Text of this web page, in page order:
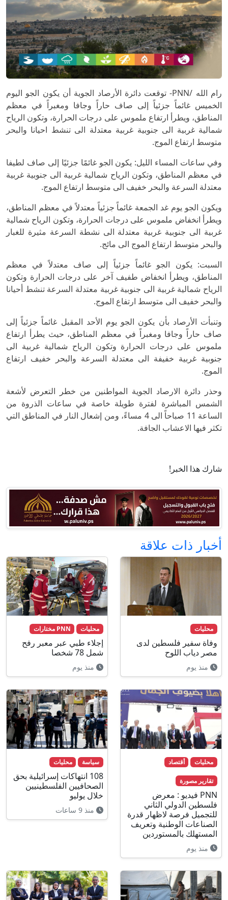
رام الله /PNN- توقعت دائرة الأرصاد الجوية أن يكون الجو اليوم
الخميس غائماً جزئياً إلى صاف حاراً وجافا ومغبراً في معظم
المناطق، ويطرأ ارتفاع ملموس على درجات الحرارة، وتكون الرياح
شمالية غربية الى جنوبية غربية معتدلة الى تنشط احيانا والبحر
متوسط ارتفاع الموج.
وفي ساعات المساء الليل: يكون الجو غائمًا جزئيًا إلى صاف لطيفا
في معظم المناطق، وتكون الرياح شمالية غربية الى جنوبية غربية
معتدلة السرعة والبحر خفيف الى متوسط ارتفاع الموج.
ويكون الجو يوم غد الجمعة غائماً جزئياً معتدلاً في معظم المناطق،
ويطرأ انخفاض ملموس على درجات الحرارة، وتكون الرياح شمالية
غربية الى جنوبية غربية معتدلة الى نشطة السرعة مثيرة للغبار
والبحر متوسط ارتفاع الموج الى مائج.
السبت: يكون الجو غائماً جزئياً إلى صاف معتدلاً في معظم
المناطق، ويطرأ انخفاض طفيف آخر على درجات الحرارة وتكون
الرياح شمالية غربية الى جنوبية غربية معتدلة السرعة تنشط أحيانا
والبحر خفيف الى متوسط ارتفاع الموج.
وتنبأت الأرصاد بأن يكون الجو يوم الأحد المقبل غائماً جزئياً إلى
صاف حاراً وجافا ومغبراً في معظم المناطق، حيث يطرأ ارتفاع
ملموس على درجات الحرارة وتكون الرياح شمالية غربية الى
جنوبية غربية خفيفة الى معتدلة السرعة والبحر خفيف ارتفاع
الموج.
وحذر دائرة الارصاد الجوية المواطنين من خطر التعرض لأشعة
الشمس المباشرة لفترة طويلة خاصة في ساعات الذروة من
الساعة 11 صباحاً الى 4 مساءً، ومن إشعال النار في المناطق التي
تكثر فيها الاعشاب الجافة.
شارك هذا الخبر!
أخبار ذات علاقة
محليات
وفاة سفير فلسطين لدى
مصر دياب اللوح
منذ يوم
محليات PNN مختارات
إجلاء طبي عبر معبر رفح
شمل 78 شخصا
منذ يوم
محليات أقتصاد
تقارير مصورة
PNN فيديو : معرض
فلسطين الدولي الثاني
للتجميل فرصة لاظهار قدرة
الصناعات الوطنية وتعريف
المستهلك بالمستوردين
منذ يوم
سياسة محليات
108 انتهاكات إسرائيلية بحق
الصحافيين الفلسطينيين
خلال يوليو
منذ 9 ساعات